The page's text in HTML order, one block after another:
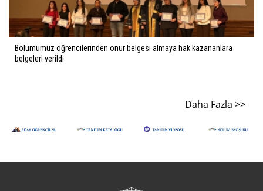
Bölümümüz öğrencilerinden onur belgesi almaya hak kazananlara
belgeleri verildi
Daha Fazla >>